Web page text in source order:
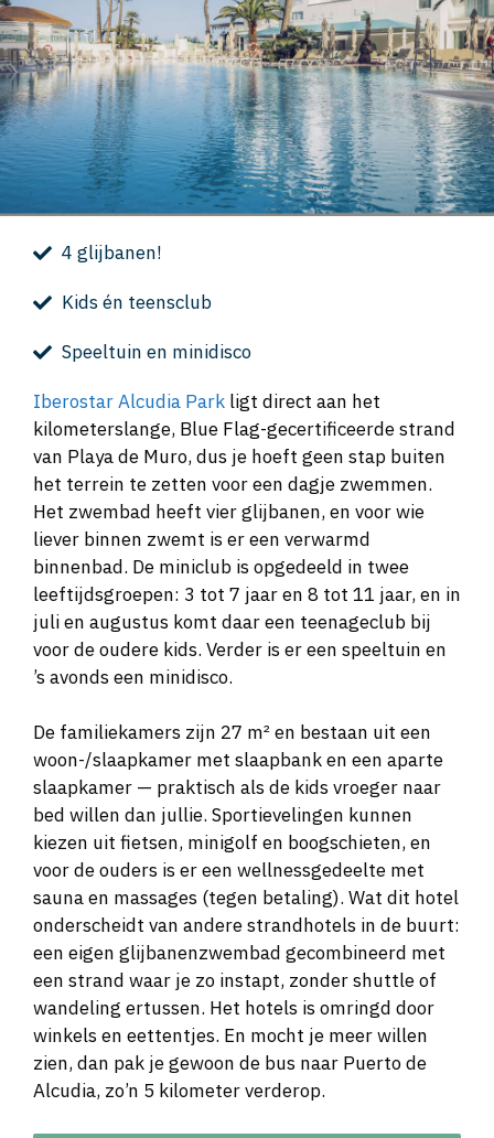
4 glijbanen!
Kids én teensclub
Speeltuin en minidisco
Iberostar Alcudia Park ligt direct aan het
kilometerslange, Blue Flag-gecertificeerde strand
van Playa de Muro, dus je hoeft geen stap buiten
het terrein te zetten voor een dagje zwemmen.
Het zwembad heeft vier glijbanen, en voor wie
liever binnen zwemt is er een verwarmd
binnenbad. De miniclub is opgedeeld in twee
leeftijdsgroepen: 3 tot 7 jaar en 8 tot 11 jaar, en in
juli en augustus komt daar een teenageclub bij
voor de oudere kids. Verder is er een speeltuin en
’s avonds een minidisco.
De familiekamers zijn 27 m² en bestaan uit een
woon-/slaapkamer met slaapbank en een aparte
slaapkamer — praktisch als de kids vroeger naar
bed willen dan jullie. Sportievelingen kunnen
kiezen uit fietsen, minigolf en boogschieten, en
voor de ouders is er een wellnessgedeelte met
sauna en massages (tegen betaling). Wat dit hotel
onderscheidt van andere strandhotels in de buurt:
een eigen glijbanenzwembad gecombineerd met
een strand waar je zo instapt, zonder shuttle of
wandeling ertussen. Het hotels is omringd door
winkels en eettentjes. En mocht je meer willen
zien, dan pak je gewoon de bus naar Puerto de
Alcudia, zo’n 5 kilometer verderop.